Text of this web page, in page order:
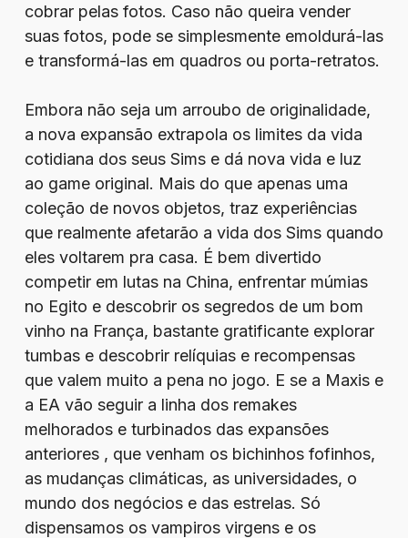
cobrar pelas fotos. Caso não queira vender
suas fotos, pode se simplesmente emoldurá-las
e transformá-las em quadros ou porta-retratos.
Embora não seja um arroubo de originalidade,
a nova expansão extrapola os limites da vida
cotidiana dos seus Sims e dá nova vida e luz
ao game original. Mais do que apenas uma
coleção de novos objetos, traz experiências
que realmente afetarão a vida dos Sims quando
eles voltarem pra casa. É bem divertido
competir em lutas na China, enfrentar múmias
no Egito e descobrir os segredos de um bom
vinho na França, bastante gratificante explorar
tumbas e descobrir relíquias e recompensas
que valem muito a pena no jogo. E se a Maxis e
a EA vão seguir a linha dos remakes
melhorados e turbinados das expansões
anteriores , que venham os bichinhos fofinhos,
as mudanças climáticas, as universidades, o
mundo dos negócios e das estrelas. Só
dispensamos os vampiros virgens e os